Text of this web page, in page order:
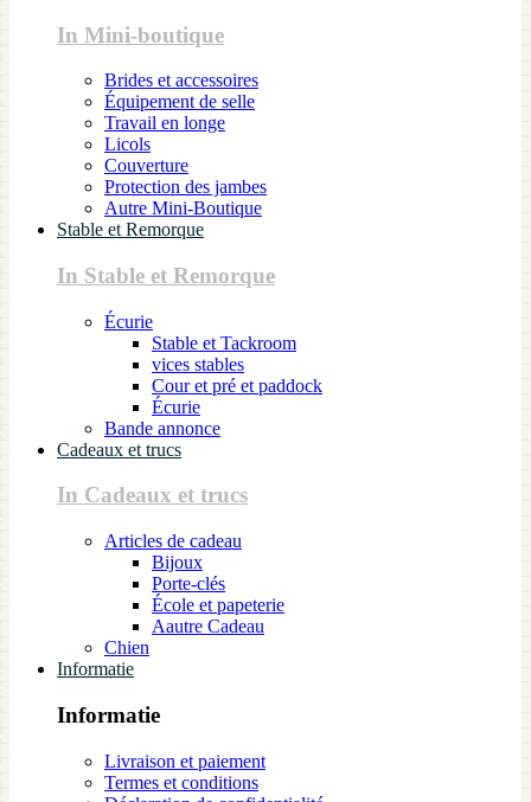
In Mini-boutique
Brides et accessoires
Équipement de selle
Travail en longe
Licols
Couverture
Protection des jambes
Autre Mini-Boutique
Stable et Remorque
In Stable et Remorque
Écurie
Stable et Tackroom
vices stables
Cour et pré et paddock
Écurie
Bande annonce
Cadeaux et trucs
In Cadeaux et trucs
Articles de cadeau
Bijoux
Porte-clés
École et papeterie
Aautre Cadeau
Chien
Informatie
Informatie
Livraison et paiement
Termes et conditions